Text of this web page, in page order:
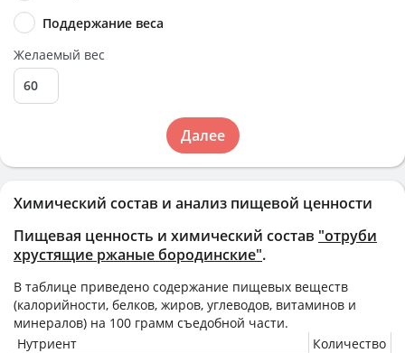
Химический состав и анализ пищевой ценности
Пищевая ценность и химический состав "отруби
хрустящие ржаные бородинские".
В таблице приведено содержание пищевых веществ
(калорийности, белков, жиров, углеводов, витаминов и
минералов) на 100 грамм съедобной части.
Нутриент
Количество
Поддержание веса
Желаемый вес
Далее